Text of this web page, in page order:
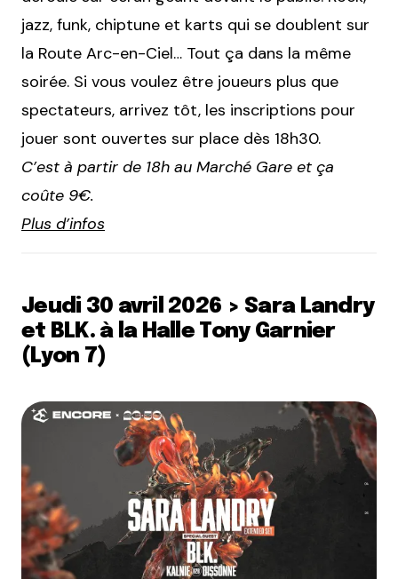
jazz, funk, chiptune et karts qui se doublent sur
la Route Arc-en-Ciel… Tout ça dans la même
soirée. Si vous voulez être joueurs plus que
spectateurs, arrivez tôt, les inscriptions pour
jouer sont ouvertes sur place dès 18h30.
C’est à partir de 18h au Marché Gare et ça
coûte 9€.
Plus d’infos
Jeudi 30 avril 2026 > Sara Landry
et BLK. à la Halle Tony Garnier
(Lyon 7)